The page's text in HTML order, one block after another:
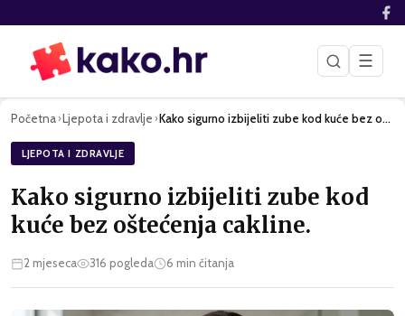
☰
Početna›Ljepota i zdravlje › Kako sigurno izbijeliti zube kod kuće bez oštećenja cakline.
LJEPOTA I ZDRAVLJE
Kako sigurno izbijeliti zube kod
kuće bez oštećenja cakline.
2 mjeseca 316 pogleda 6 min čitanja